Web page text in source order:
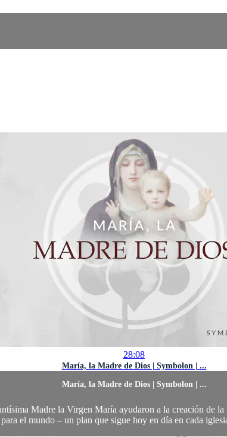
28:08
María, la Madre de Dios | Symbolon | ...
María, la Madre de Dios | Symbolon | ...
Madre la Virgen María ayudaron a la creación de
el mundo – un plan que sigue hoy en día en cada